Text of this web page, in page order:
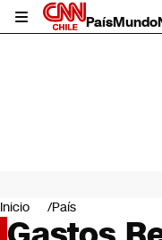
PaísMundo
Mundo
Negocios
Inicio País